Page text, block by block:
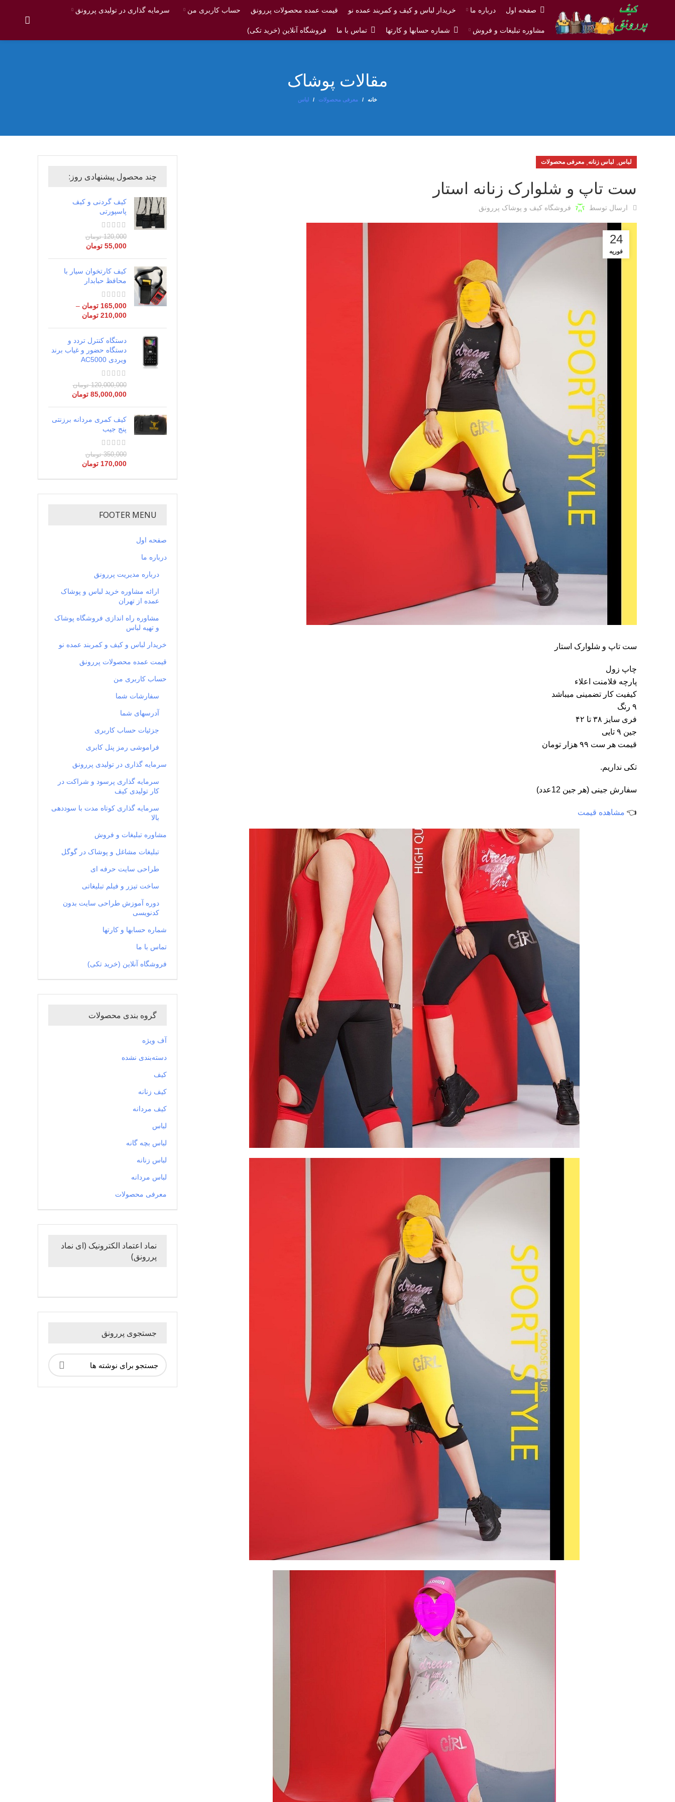
صفحه اول درباره ما خریدار لباس و کیف و کمربند عمده نو قیمت عمده محصولات پررونق حساب کاربری من سرمایه گذاری در تولیدی پررونق
مشاوره تبلیغات و فروش شماره حسابها و کارتها تماس با ما فروشگاه آنلاین (خرید تکی)
مقالات پوشاک
خانه معرفی محصولات لباس
لباس لباس زنانه معرفی محصولات
ست تاپ و شلوارک زنانه استار
ارسال توسط فروشگاه کیف و پوشاک پررونق
24
فوریه
ست تاپ و شلوارک استار
چاپ زول
پارچه فلامنت اعلاء
کیفیت کار تضمینی میباشد
۹ رنگ
فری سایز ۳۸ تا ۴۲
جین ۹ تایی
قیمت هر ست ۹۹ هزار تومان
تکی نداریم.
سفارش جینی (هر جین 12عدد)
👈 مشاهده قیمت
چند محصول پیشنهادی روز:
کیف گردنی و کیف
پاسپورتی
120,000 تومان
55,000 تومان
کیف کارتخوان سیار با
محافظ حبابدار
165,000 تومان –
210,000 تومان
دستگاه کنترل تردد و
دستگاه حضور و غیاب برند
ویردی AC5000
120,000,000 تومان
85,000,000 تومان
کیف کمری مردانه برزنتی
پنج جیب
350,000 تومان
170,000 تومان
FOOTER MENU
صفحه اول
درباره ما
درباره مدیریت پررونق
ارائه مشاوره خرید لباس و پوشاک
عمده از تهران
مشاوره راه اندازی فروشگاه پوشاک
و تهیه لباس
خریدار لباس و کیف و کمربند عمده نو
قیمت عمده محصولات پررونق
حساب کاربری من
سفارشات شما
آدرسهای شما
جزئیات حساب کاربری
فراموشی رمز پنل کابری
سرمایه گذاری در تولیدی پررونق
سرمایه گذاری پرسود و شراکت در
کار تولیدی کیف
سرمایه گذاری کوتاه مدت با سوددهی
بالا
مشاوره تبلیغات و فروش
تبلیغات مشاغل و پوشاک در گوگل
طراحی سایت حرفه ای
ساخت تیزر و فیلم تبلیغاتی
دوره آموزش طراحی سایت بدون
کدنویسی
شماره حسابها و کارتها
تماس با ما
فروشگاه آنلاین (خرید تکی)
گروه بندی محصولات
آف ویژه
دسته‌بندی نشده
کیف
کیف زنانه
کیف مردانه
لباس
لباس بچه گانه
لباس زنانه
لباس مردانه
معرفی محصولات
نماد اعتماد الکترونیک (ای نماد
پررونق)
جستجوی پررونق